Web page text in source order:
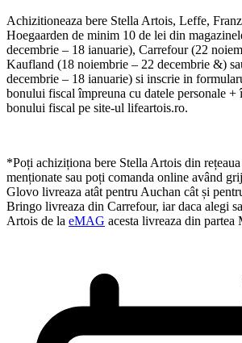
Achizitioneaza bere Stella Artois, Leffe,
Hoegaarden de minim 10 de lei din
decembrie – 18 ianuarie), Carrefour (22
Kaufland (18 noiembrie – 22 decembrie &)
decembrie – 18 ianuarie) si inscrie in
bonului fiscal împreuna cu datele personale +
bonului fiscal pe site-ul lifeartois.ro.
*Poți achiziționa bere Stella Artois din
menționate sau poți comanda online având
Glovo livreaza atât pentru Auchan cât și
Bringo livreaza din Carrefour, iar daca alegi
Artois de la eMAG acesta livreaza din partea